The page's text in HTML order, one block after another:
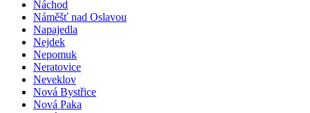
Náchod
Náměšť nad Oslavou
Napajedla
Nejdek
Nepomuk
Neratovice
Neveklov
Nová Bystřice
Nová Paka